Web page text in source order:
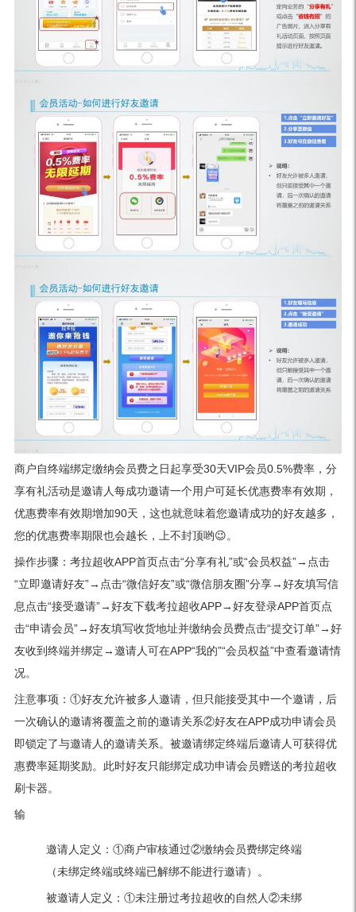
商户自终端绑定缴纳会员费之日起享受30天VIP会员0.5%费率，分
享有礼活动是邀请人每成功邀请一个用户可延长优惠费率有效期，
优惠费率有效期增加90天，这也就意味着您邀请成功的好友越多，
您的优惠费率期限也会越长，上不封顶哟😉。
操作步骤：考拉超收APP首页点击“分享有礼”或“会员权益”→点击
“立即邀请好友”→点击“微信好友”或“微信朋友圈”分享→好友填写信
息点击“接受邀请”→好友下载考拉超收APP→好友登录APP首页点
击“申请会员”→好友填写收货地址并缴纳会员费点击“提交订单”→好
友收到终端并绑定→邀请人可在APP“我的”“会员权益”中查看邀请情
况。
注意事项：①好友允许被多人邀请，但只能接受其中一个邀请，后
一次确认的邀请将覆盖之前的邀请关系②好友在APP成功申请会员
即锁定了与邀请人的邀请关系。被邀请绑定终端后邀请人可获得优
惠费率延期奖励。此时好友只能绑定成功申请会员赠送的考拉超收
刷卡器。
输
邀请人定义：①商户审核通过②缴纳会员费绑定终端
（未绑定终端或终端已解绑不能进行邀请）。
被邀请人定义：①未注册过考拉超收的自然人②未绑